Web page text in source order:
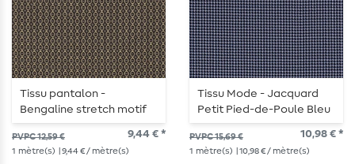
Tissu pantalon -
Bengaline stretch motif
nid d'abeille gris
PVPC 12,59 € 9,44 € *
1 mètre(s) | 9,44 € / mètre(s)
Tissu Mode - Jacquard
Petit Pied-de-Poule Bleu
PVPC 15,69 € 10,98 € *
1 mètre(s) | 10,98 € / mètre(s)